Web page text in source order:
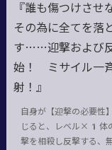
『誰も傷つけさせ
その為に全てを落
す……迎撃および
始！ ミサイル一
射！』
自身が【迎撃の必要性
じると、レベル×1体
撃を相殺し反撃する、